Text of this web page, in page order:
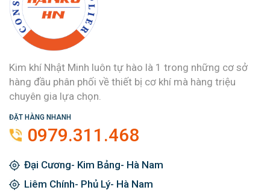
Kim khí Nhật Minh luôn tự hào là 1 trong những cơ sở
hàng đầu phân phối về thiết bị cơ khí mà hàng triệu
chuyên gia lựa chọn.
ĐẶT HÀNG NHANH
0979.311.468
Đại Cương- Kim Bảng- Hà Nam
Liêm Chính- Phủ Lý- Hà Nam